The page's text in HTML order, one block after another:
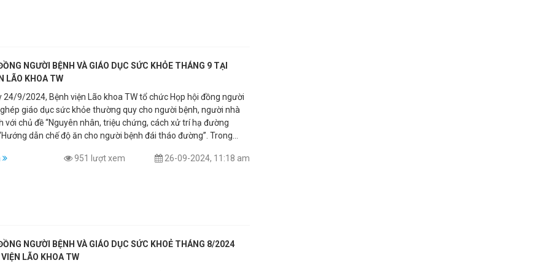
NGƯỜI BỆNH VÀ GIÁO DỤC SỨC KHỎE THÁNG 9 TẠI
LÃO KHOA TW
24/9/2024, Bệnh viện Lão khoa TW tổ chức Họp hội đồng người
giáo dục sức khỏe thường quy cho người bệnh, người nhà
với chủ đề “Nguyên nhân, triệu chứng, cách xử trí hạ đường
dẫn chế độ ăn cho người bệnh đái tháo đường”. Trong
bệnh viện, cũng như quyền và nghĩa vụ của người bệnh, người
26-09-2024, 11:18 am
951 lượt xem
NGƯỜI BỆNH VÀ GIÁO DỤC SỨC KHOẺ THÁNG 8/2024
LÃO KHOA TW